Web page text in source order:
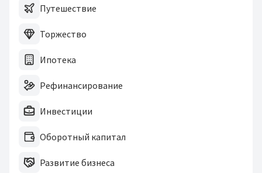
Путешествие
Торжество
Ипотека
Рефинансирование
Инвестиции
Оборотный капитал
Развитие бизнеса